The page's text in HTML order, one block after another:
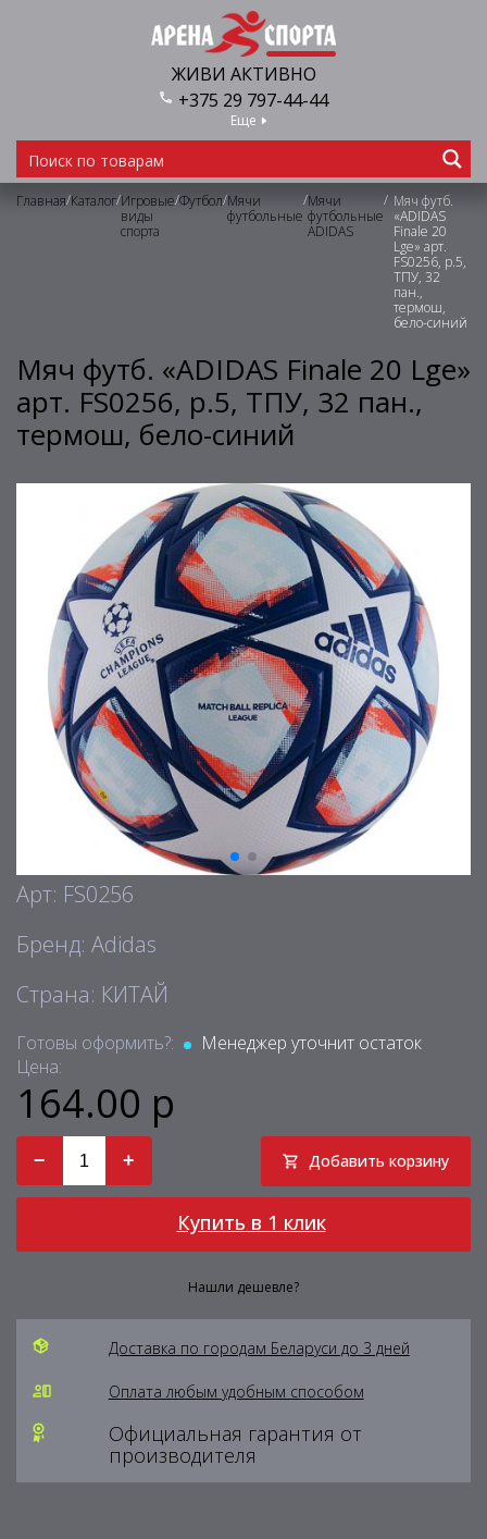
ЖИВИ АКТИВНО
+375 29 797-44-44
Еще
Главная/Каталог/Игровые
виды
спорта
/Футбол/Мячи
футбольные
/Мячи
футбольные
ADIDAS
/ Мяч футб.
«ADIDAS
Finale 20
Lge» арт.
FS0256, р.5,
ТПУ, 32
пан.,
термош,
бело-синий
Мяч футб. «ADIDAS Finale 20 Lge»
арт. FS0256, р.5, ТПУ, 32 пан.,
термош, бело-синий
Арт: FS0256
Бренд: Adidas
Страна: КИТАЙ
Готовы оформить?:
Менеджер уточнит остаток
Цена:
164.00 р
− + Добавить корзину
Купить в 1 клик
Нашли дешевле?
Доставка по городам Беларуси до 3 дней
Оплата любым удобным способом
Официальная гарантия от
производителя